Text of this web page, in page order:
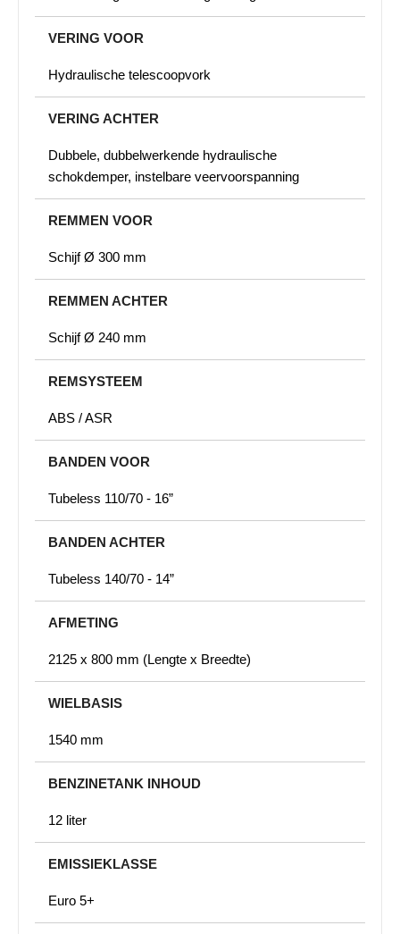
VERING VOOR
Hydraulische telescoopvork
VERING ACHTER
Dubbele, dubbelwerkende hydraulische
schokdemper, instelbare veervoorspanning
REMMEN VOOR
Schijf Ø 300 mm
REMMEN ACHTER
Schijf Ø 240 mm
REMSYSTEEM
ABS / ASR
BANDEN VOOR
Tubeless 110/70 - 16”
BANDEN ACHTER
Tubeless 140/70 - 14”
AFMETING
2125 x 800 mm (Lengte x Breedte)
WIELBASIS
1540 mm
BENZINETANK INHOUD
12 liter
EMISSIEKLASSE
Euro 5+